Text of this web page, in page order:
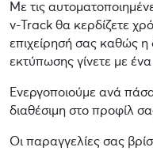
Με τις
v-Track θα κερδίζετε
επιχείρησή σας καθώς η
εκτύπωσης γίνετε με
Ενεργοποιούμε ανά
διαθέσιμη στο προφίλ
Οι παραγγελίες σας